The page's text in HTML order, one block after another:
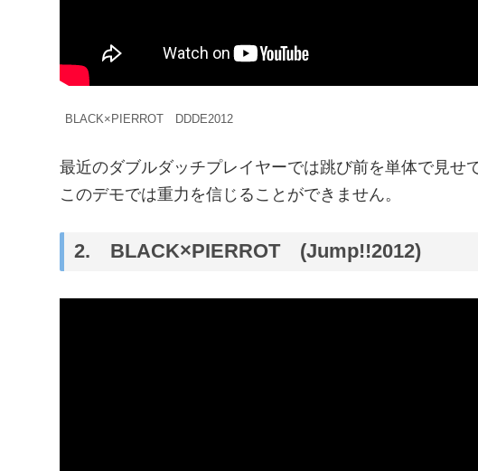
BLACK×PIERROT DDDE2012
最近のダブルダッチプレイヤーでは跳び前を単体で見せ
このデモでは重力を信じることができません。
2. BLACK×PIERROT (Jump!!2012)